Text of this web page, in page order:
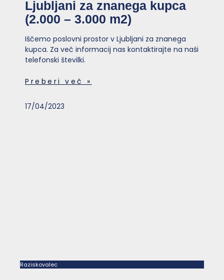
Ljubljani za znanega kupca
(2.000 – 3.000 m2)
Iščemo poslovni prostor v Ljubljani za znanega
kupca. Za več informacij nas kontaktirajte na naši
telefonski številki.
Preberi več »
17/04/2023
Raziskovalec